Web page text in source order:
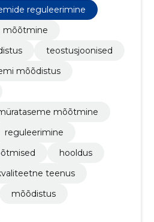
reguleerimine
mõõtmine
teostusjoonised
mõõdistus
mõõtmine
reguleerimine
hooldus
teenus
mõõdistus